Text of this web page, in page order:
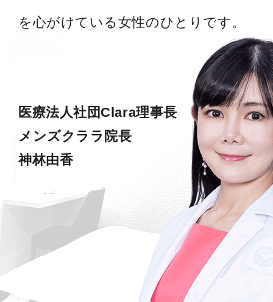
を心がけている女性のひとりです。
医療法人社団Clara理事長
メンズクララ院長
神林由香